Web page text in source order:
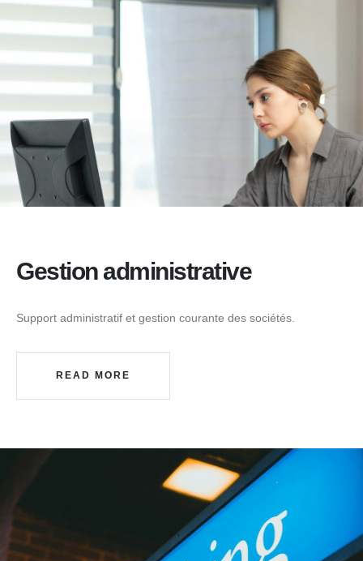
Gestion administrative
Support administratif et gestion courante des sociétés.
READ MORE